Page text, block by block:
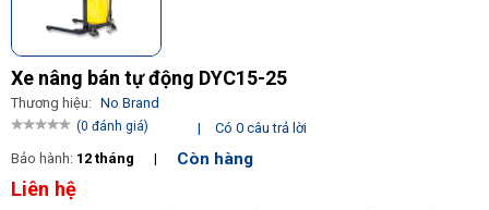
Xe nâng bán tự động DYC15-25
Thương hiệu: No Brand
(0 đánh giá) |
Có 0 câu trả lời
Bảo hành: 12 tháng | Còn hàng
Liên hệ